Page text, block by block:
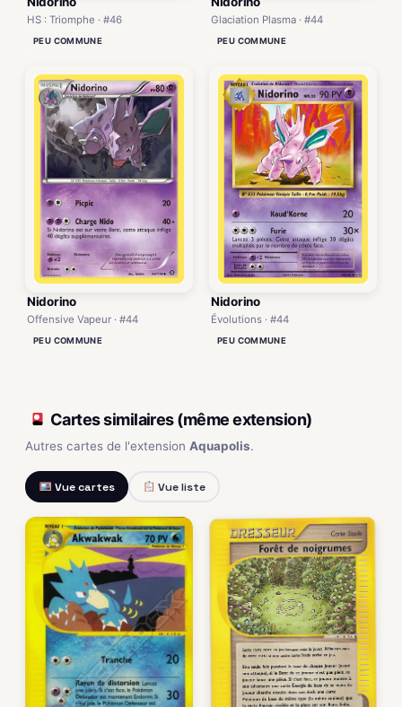
HS : Triomphe · #46
PEU COMMUNE
Glaciation Plasma · #44
PEU COMMUNE
Nidorino
Offensive Vapeur · #44
PEU COMMUNE
Nidorino
Évolutions · #44
PEU COMMUNE
Cartes similaires (même extension)
Autres cartes de l'extension Aquapolis.
Vue cartes Vue liste